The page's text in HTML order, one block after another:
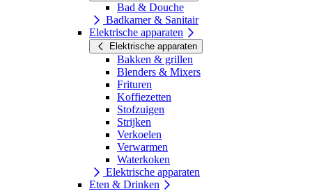
Bad & Douche
Badkamer & Sanitair
Elektrische apparaten
Elektrische apparaten
Bakken & grillen
Blenders & Mixers
Frituren
Koffiezetten
Stofzuigen
Strijken
Verkoelen
Verwarmen
Waterkoken
Elektrische apparaten
Eten & Drinken